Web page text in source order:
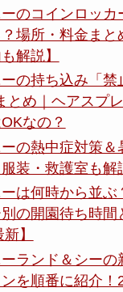
のコインロッカ
場所・料金まと
解説】
の持ち込み「禁
とめ｜ヘアスプ
なの？
の熱中症対策＆
装・救護室も解
は何時から並ぶ
別の開園待ち時間
】
ランド＆シーの
を順番に紹介！